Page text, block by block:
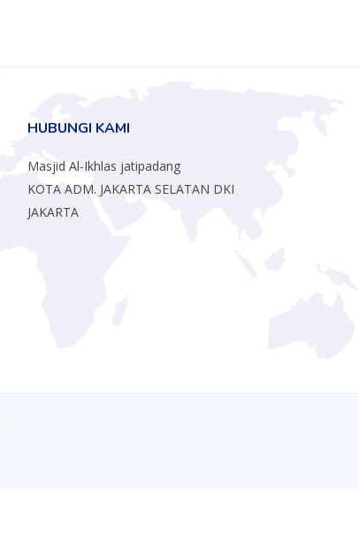
HUBUNGI KAMI
Masjid Al-Ikhlas jatipadang
KOTA ADM. JAKARTA SELATAN DKI
JAKARTA